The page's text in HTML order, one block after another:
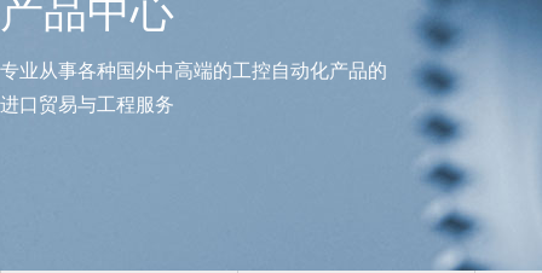
产品中心
专业从事各种国外中高端的工控自动化产品的
进口贸易与工程服务